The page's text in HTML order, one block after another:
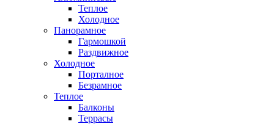
Теплое
Холодное
Панорамное
Гармошкой
Раздвижное
Холодное
Порталное
Безрамное
Теплое
Балконы
Террасы